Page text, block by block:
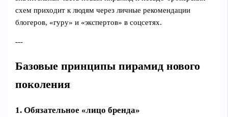
схем приходит к людям через личные рекомендации
блогеров, «гуру» и «экспертов» в соцсетях.
---
Базовые принципы пирамид нового
поколения
1. Обязательное «лицо бренда»